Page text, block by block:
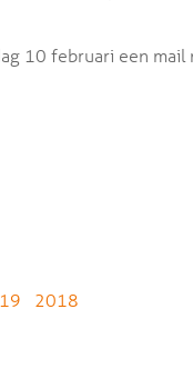
10 februari een
2018